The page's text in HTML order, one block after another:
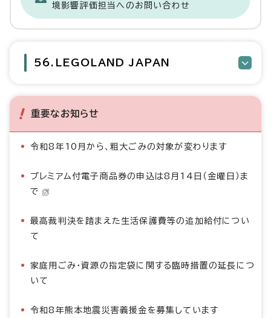
境影響評価担当へのお問い合わせ
56.LEGOLAND JAPAN
重要なお知らせ
令和8年10月から、粗大ごみの対象が変わります
プレミアム付電子商品券の申込は8月14日（金曜日）ま
で
最高裁判決を踏まえた生活保護費等の追加給付につい
て
家庭用ごみ・資源の指定袋に関する臨時措置の延長につ
いて
令和8年熊本地震災害義援金を募集しています